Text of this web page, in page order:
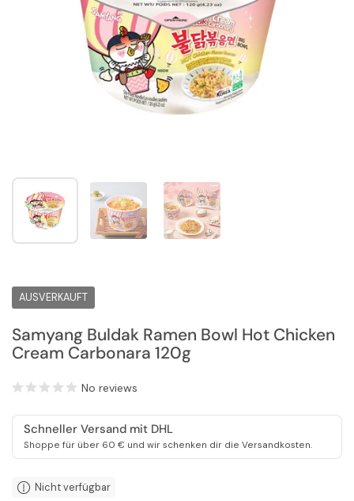
Zeige Folie 1 Zeige Folie 2 Zeige Folie 3
AUSVERKAUFT
Samyang Buldak Ramen Bowl Hot Chicken
Cream Carbonara 120g
No reviews
Schneller Versand mit DHL
Shoppe für über 60 € und wir schenken dir die Versandkosten.
Nicht verfügbar